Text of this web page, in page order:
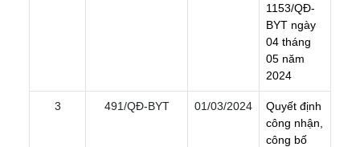
1153/QÐ-
BYT ngày
04 tháng
05 năm
2024
3 491/QÐ-BYT 01/03/2024 Quyết định
công nhận
công bố